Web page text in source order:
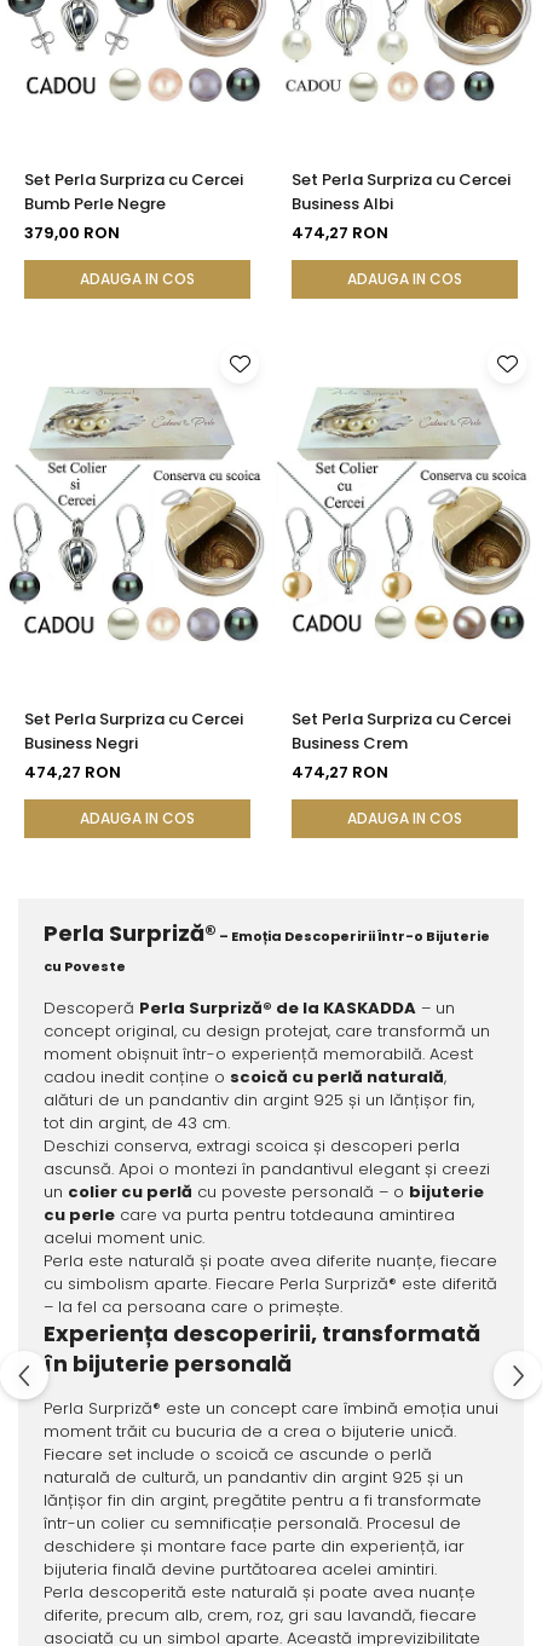
Set Perla Surpriza cu Cercei
Bumb Perle Negre
379,00 RON
ADAUGA IN COS
Set Perla Surpriza cu Cercei
Business Albi
474,27 RON
ADAUGA IN COS
Set Perla Surpriza cu Cercei
Business Negri
474,27 RON
ADAUGA IN COS
Set Perla Surpriza cu Cercei
Business Crem
474,27 RON
ADAUGA IN COS
Perla Surpriză® – Emoția Descoperirii Într-o Bijuterie
cu Poveste
Descoperă Perla Surpriză® de la KASKADDA– un
concept original, cu design protejat, care transformă un
moment obișnuit într-o experiență memorabilă. Acest
cadou inedit conține o scoică cu perlă naturală,
alături de un pandantiv din argint 925 și un lănțișor fin,
tot din argint, de 43 cm.
Deschizi conserva, extragi scoica și descoperi perla
ascunsă. Apoi o montezi în pandantivul elegant și creezi
un colier cu perlă cu poveste personală – o bijuterie
cu perlecare va purta pentru totdeauna amintirea
acelui moment unic.
Perla este naturală și poate avea diferite nuanțe, fiecare
cu simbolism aparte. Fiecare Perla Surpriză® este diferită
– la fel ca persoana care o primește.
Experiența descoperirii, transformată
în bijuterie personală
Perla Surpriză® este un concept care îmbină emoția unui
moment trăit cu bucuria de a crea o bijuterie unică.
Fiecare set include o scoică ce ascunde o perlă
naturală de cultură, un pandantiv din argint 925 și un
lănțișor fin din argint, pregătite pentru a fi transformate
într-un colier cu semnificație personală. Procesul de
deschidere și montare face parte din experiență, iar
bijuteria finală devine purtătoarea acelei amintiri.
Perla descoperită este naturală și poate avea nuanțe
diferite, precum alb, crem, roz, gri sau lavandă, fiecare
asociată cu un simbol aparte. Această imprevizibilitate